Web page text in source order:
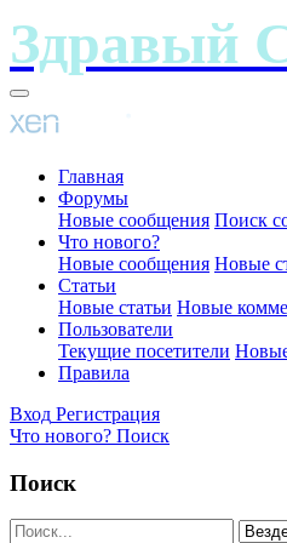
Главная
Форумы
Новые сообщения Поиск
Что нового?
Новые сообщения Новые
Статьи
Новые статьи Новые
Пользователи
Текущие посетители
Правила
Вход Регистрация
Что нового? Поиск
Поиск